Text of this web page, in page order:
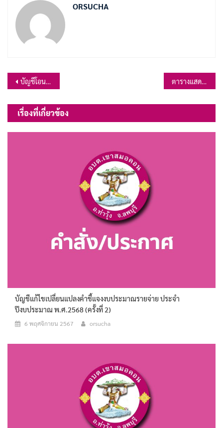
ORSUCHA
แนะแนว
เรื่อง
บัญชีโอนเงินงบประมาณรายจ่าย ประจำปีงบประมาณ พ.ศ.2568 โอนครั้งที่ 2 ตารางแสดงวงเงินโครงการก่อสร้างถนนดิน บ้านปากคลองพระ เริ่มต้นจากถนนสายคลองพระ (ช่วงที่ 2) บริเวณนานางสุวรีย์ หอมฉวี หมู่ที่ 7 ต.เขาสมอคอน
เรื่องที่เกี่ยวข้อง
บัญชีแก้ไขเปลี่ยนแปลงคำชี้แจงงบประมาณรายจ่าย ประจำ
ปีงบประมาณ พ.ศ.2568 (ครั้งที่ 2)
6 พฤศจิกายน 2567 orsucha